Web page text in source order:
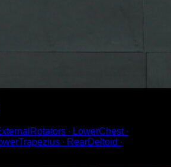
∙ LowerChest ∙
∙ RearDeltoid ∙